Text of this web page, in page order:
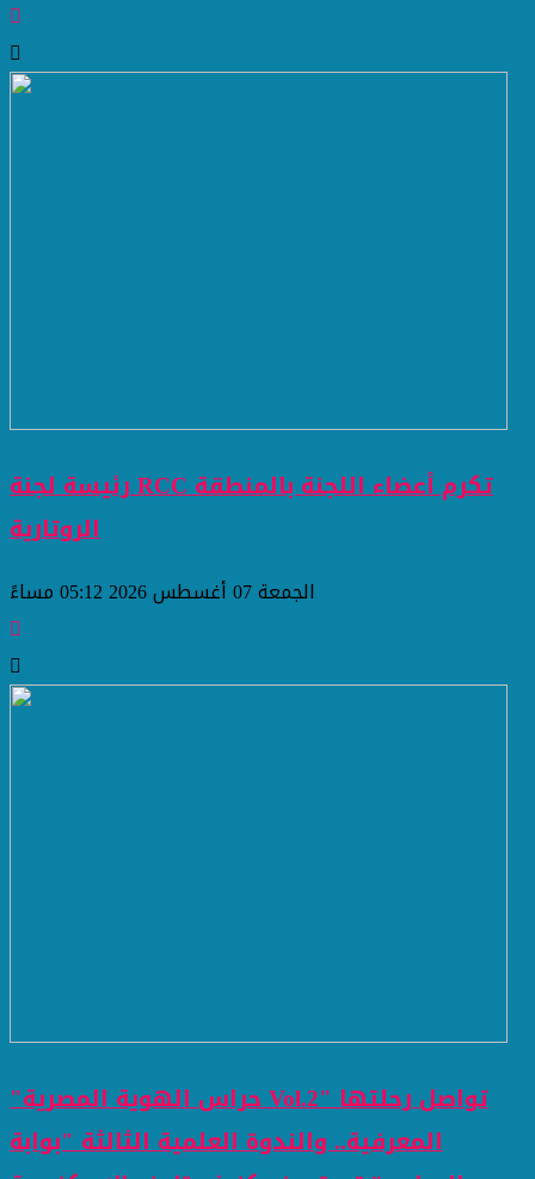
رئيسة لجنة RCC تكرم أعضاء اللجنة بالمنطقة
الروتارية
الجمعة 07 أغسطس 2026 05:12 مساءً
"حراس الهوية المصرية Vol.2" تواصل رحلتها
المعرفية.. والندوة العلمية الثالثة "بوابة